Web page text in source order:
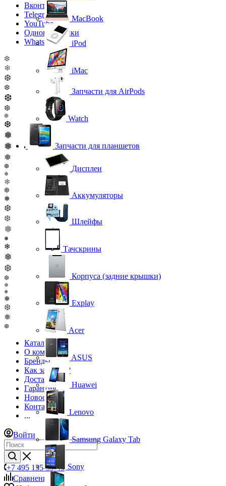
Вконтакте
Telegram
YouTube
Одноклассники
WhatsApp
❆
❄
❆
❆
❆
❆
❆
❆
❅
❅
❅
❆
❄
❄
❆
❅
❆
❆
❅
❅
❄
❅
❆
❆
❄
❅
❅
❆
❅
❆
Каталог
О компании
Бренды
Как заказать?
Доставка
Гарантия
Новости
Контакты
...
Войти
+7 495 135-39-43
Сравнение
0
MacBook
iPod
iMac
Запчасти для AirPods
Watch
Запчасти для планшетов
Дисплеи
Аккумуляторы
Шлейфы
Тачскрины
Корпуса (задние крышки)
Explay
Acer
ASUS
Huawei
Lenovo
Samsung Galaxy Tab
Sony